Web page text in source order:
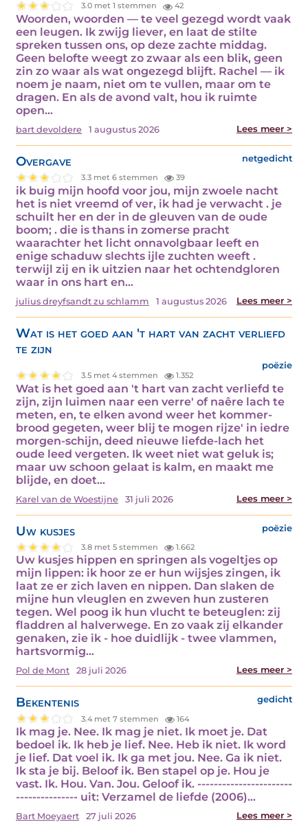
3.0 met 1 stemmen 42
Woorden, woorden — te veel gezegd wordt vaak
een leugen. Ik zwijg liever, en laat de stilte
spreken tussen ons, op deze zachte middag.
Geen belofte weegt zo zwaar als een blik, geen
zin zo waar als wat ongezegd blijft. Rachel — ik
noem je naam, niet om te vullen, maar om te
dragen. En als de avond valt, hou ik ruimte
open…
bart devoldere 1 augustus 2026 Lees meer >
Overgave netgedicht
3.3 met 6 stemmen 39
ik buig mijn hoofd voor jou, mijn zwoele nacht
het is niet vreemd of ver, ik had je verwacht . je
schuilt her en der in de gleuven van de oude
boom; . die is thans in zomerse pracht
waarachter het licht onnavolgbaar leeft en
enige schaduw slechts ijle zuchten weeft .
terwijl zij en ik uitzien naar het ochtendgloren
waar in ons hart en…
julius dreyfsandt zu schlamm 1 augustus 2026 Lees meer >
Wat is het goed aan 't hart van zacht verliefd
te zijn
poëzie
3.5 met 4 stemmen 1.352
Wat is het goed aan 't hart van zacht verliefd te
zijn, zijn luimen naar een verre' of naêre lach te
meten, en, te elken avond weer het kommer-
brood gegeten, weer blij te mogen rijze' in iedre
morgen-schijn, deed nieuwe liefde-lach het
oude leed vergeten. Ik weet niet wat geluk is;
maar uw schoon gelaat is kalm, en maakt me
blijde, en doet…
Karel van de Woestijne 31 juli 2026 Lees meer >
Uw kusjes poëzie
3.8 met 5 stemmen 1.662
Uw kusjes hippen en springen als vogeltjes op
mijn lippen: ik hoor ze er hun wijsjes zingen, ik
laat ze er zich laven en nippen. Dan slaken de
mijne hun vleuglen en zweven hun zusteren
tegen. Wel poog ik hun vlucht te beteuglen: zij
fladdren al halverwege. En zo vaak zij elkander
genaken, zie ik - hoe duidlijk - twee vlammen,
hartsvormig…
Pol de Mont 28 juli 2026 Lees meer >
Bekentenis gedicht
3.4 met 7 stemmen 164
Ik mag je. Nee. Ik mag je niet. Ik moet je. Dat
bedoel ik. Ik heb je lief. Nee. Heb ik niet. Ik word
je lief. Dat voel ik. Ik ga met jou. Nee. Ga ik niet.
Ik sta je bij. Beloof ik. Ben stapel op je. Hou je
vast. Ik. Hou. Van. Jou. Geloof ik. -----------------------
--------------- uit: Verzamel de liefde (2006)…
Bart Moeyaert 27 juli 2026 Lees meer >